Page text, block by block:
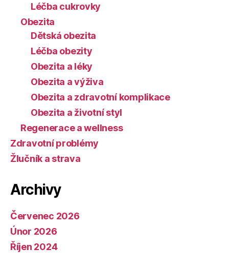
Léčba cukrovky
Obezita
Dětská obezita
Léčba obezity
Obezita a léky
Obezita a výživa
Obezita a zdravotní komplikace
Obezita a životní styl
Regenerace a wellness
Zdravotní problémy
Žlučník a strava
Archivy
Červenec 2026
Únor 2026
Říjen 2024